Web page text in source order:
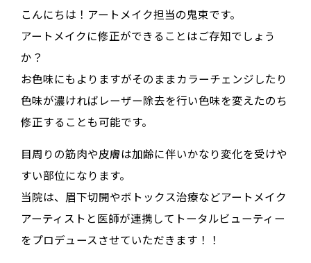
こんにちは！アートメイク担当の鬼束です。
アートメイクに修正ができることはご存知でしょう
か？
お色味にもよりますがそのままカラーチェンジしたり
色味が濃ければレーザー除去を行い色味を変えたのち
修正することも可能です。
目周りの筋肉や皮膚は加齢に伴いかなり変化を受けや
すい部位になります。
当院は、眉下切開やボトックス治療などアートメイク
アーティストと医師が連携してトータルビューティー
をプロデュースさせていただきます！！